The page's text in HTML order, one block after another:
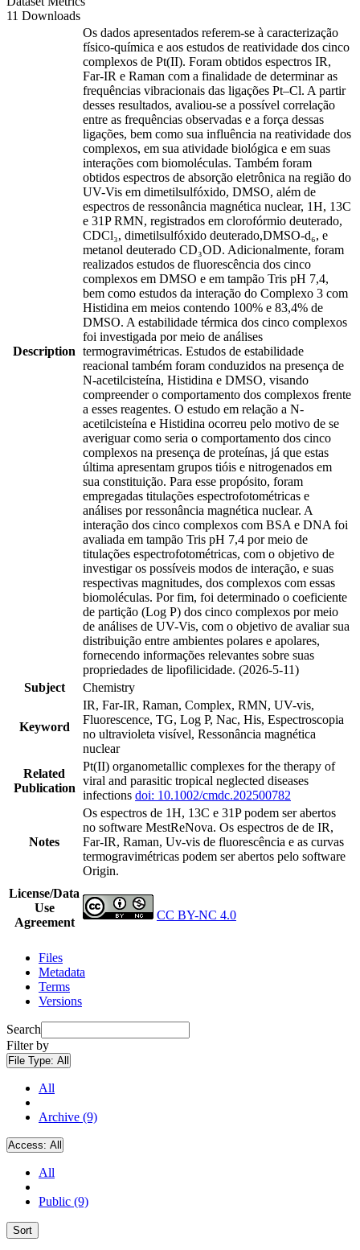
11 Downloads
Description
Os dados apresentados referem-se à caracterização
físico-química e aos estudos de reatividade dos cinco
complexos de Pt(II). Foram obtidos espectros IR,
Far-IR e Raman com a finalidade de determinar as
frequências vibracionais das ligações Pt–Cl. A partir
desses resultados, avaliou-se a possível correlação
entre as frequências observadas e a força dessas
ligações, bem como sua influência na reatividade dos
complexos, em sua atividade biológica e em suas
interações com biomoléculas. Também foram
obtidos espectros de absorção eletrônica na região do
UV-Vis em dimetilsulfóxido, DMSO, além de
espectros de ressonância magnética nuclear, 1H, 13C
e 31P RMN, registrados em clorofórmio deuterado,
CDCl₃, dimetilsulfóxido deuterado,DMSO-d₆, e
metanol deuterado CD₃OD. Adicionalmente, foram
realizados estudos de fluorescência dos cinco
complexos em DMSO e em tampão Tris pH 7,4,
bem como estudos da interação do Complexo 3 com
Histidina em meios contendo 100% e 83,4% de
DMSO. A estabilidade térmica dos cinco complexos
foi investigada por meio de análises
termogravimétricas. Estudos de estabilidade
reacional também foram conduzidos na presença de
N-acetilcisteína, Histidina e DMSO, visando
compreender o comportamento dos complexos frente
a esses reagentes. O estudo em relação a N-
acetilcisteína e Histidina ocorreu pelo motivo de se
averiguar como seria o comportamento dos cinco
complexos na presença de proteínas, já que estas
última apresentam grupos tióis e nitrogenados em
sua constituição. Para esse propósito, foram
empregadas titulações espectrofotométricas e
análises por ressonância magnética nuclear. A
interação dos cinco complexos com BSA e DNA foi
avaliada em tampão Tris pH 7,4 por meio de
titulações espectrofotométricas, com o objetivo de
investigar os possíveis modos de interação, e suas
respectivas magnitudes, dos complexos com essas
biomoléculas. Por fim, foi determinado o coeficiente
de partição (Log P) dos cinco complexos por meio
de análises de UV-Vis, com o objetivo de avaliar sua
distribuição entre ambientes polares e apolares,
fornecendo informações relevantes sobre suas
propriedades de lipofilicidade. (2026-5-11)
Subject
Chemistry
Keyword
IR, Far-IR, Raman, Complex, RMN, UV-vis,
Fluorescence, TG, Log P, Nac, His, Espectroscopia
no ultravioleta visível, Ressonância magnética
nuclear
Related
Publication
Pt(II) organometallic complexes for the therapy of
viral and parasitic tropical neglected diseases
infections doi: 10.1002/cmdc.202500782
Notes
Os espectros de 1H, 13C e 31P podem ser abertos
no software MestReNova. Os espectros de de IR,
Far-IR, Raman, Uv-vis de fluorescência e as curvas
termogravimétricas podem ser abertos pelo software
Origin.
License/Data
Use
Agreement
CC BY-NC 4.0
Files
Metadata
Terms
Versions
Search
Filter by
File Type: All
All
Archive (9)
Access: All
All
Public (9)
Sort